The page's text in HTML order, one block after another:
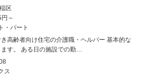
区
～
・パート
き高齢者向け住宅の介護職・ヘルパー 基本的な
す。 ある日の施設での勤…
ス